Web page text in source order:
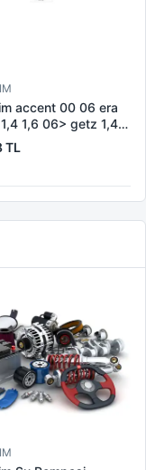
accent 00 06 era
1,6 06> getz 1,4
05> cerato
crafteuro 263
TL